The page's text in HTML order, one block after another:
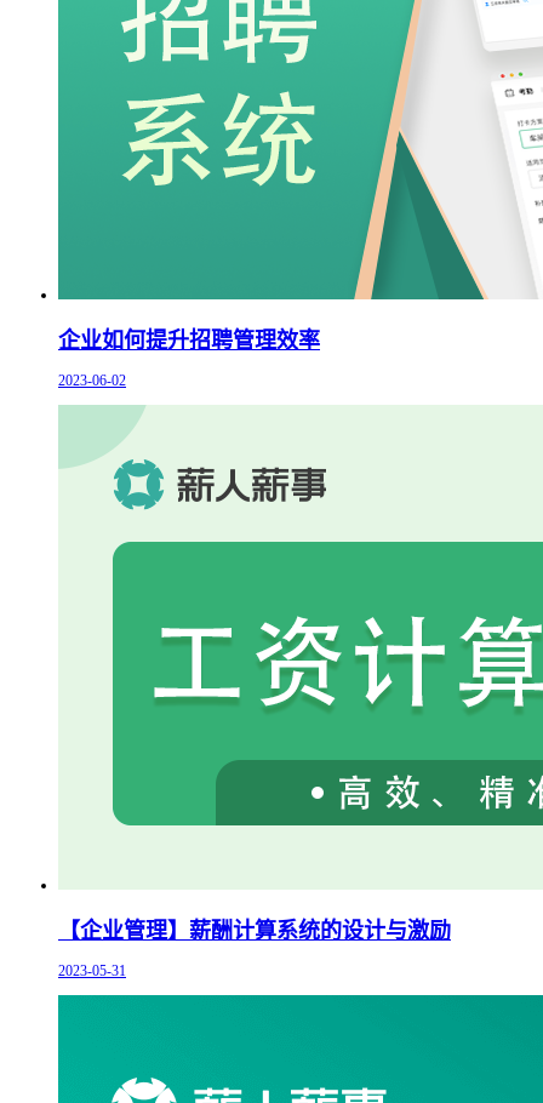
企业如何提升招聘管理效率
2023-06-02
【企业管理】薪酬计算系统的设计与激励
2023-05-31